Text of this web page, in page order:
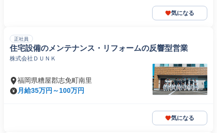
気になる
正社員
住宅設備のメンテナンス・リフォームの反響型営業
株式会社ＤＵＮＫ
福岡県糟屋郡志免町南里
月給35万円～100万円
気になる